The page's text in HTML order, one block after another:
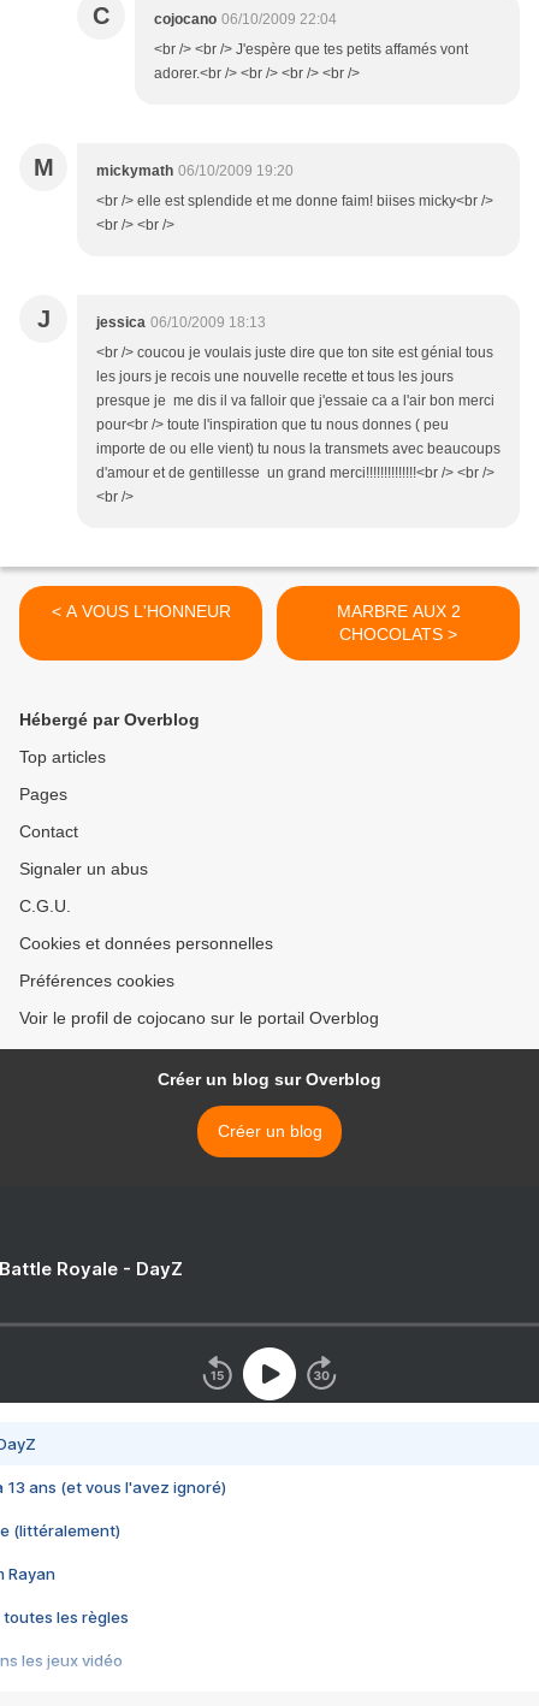
C cojocano 06/10/2009 22:04
<br /> <br /> J'espère que tes petits affamés vont
adorer.<br /> <br /> <br /> <br />
M mickymath 06/10/2009 19:20
<br /> elle est splendide et me donne faim! biises micky<br />
<br /> <br />
J jessica 06/10/2009 18:13
<br /> coucou je voulais juste dire que ton site est génial tous
les jours je recois une nouvelle recette et tous les jours
presque je me dis il va falloir que j'essaie ca a l'air bon merci
pour<br /> toute l'inspiration que tu nous donnes ( peu
importe de ou elle vient) tu nous la transmets avec beaucoups
d'amour et de gentillesse un grand merci!!!!!!!!!!!!!!<br /> <br />
<br />
< A VOUS L'HONNEUR
MARBRE AUX 2
CHOCOLATS >
Hébergé par Overblog
Top articles
Pages
Contact
Signaler un abus
C.G.U.
Cookies et données personnelles
Préférences cookies
Voir le profil de cojocano sur le portail Overblog
Créer un blog sur Overblog
Créer un blog
Royale - DayZ
13 ans (et vous l'avez ignoré)
(littéralement)
Rayan
toutes les règles
les jeux vidéo